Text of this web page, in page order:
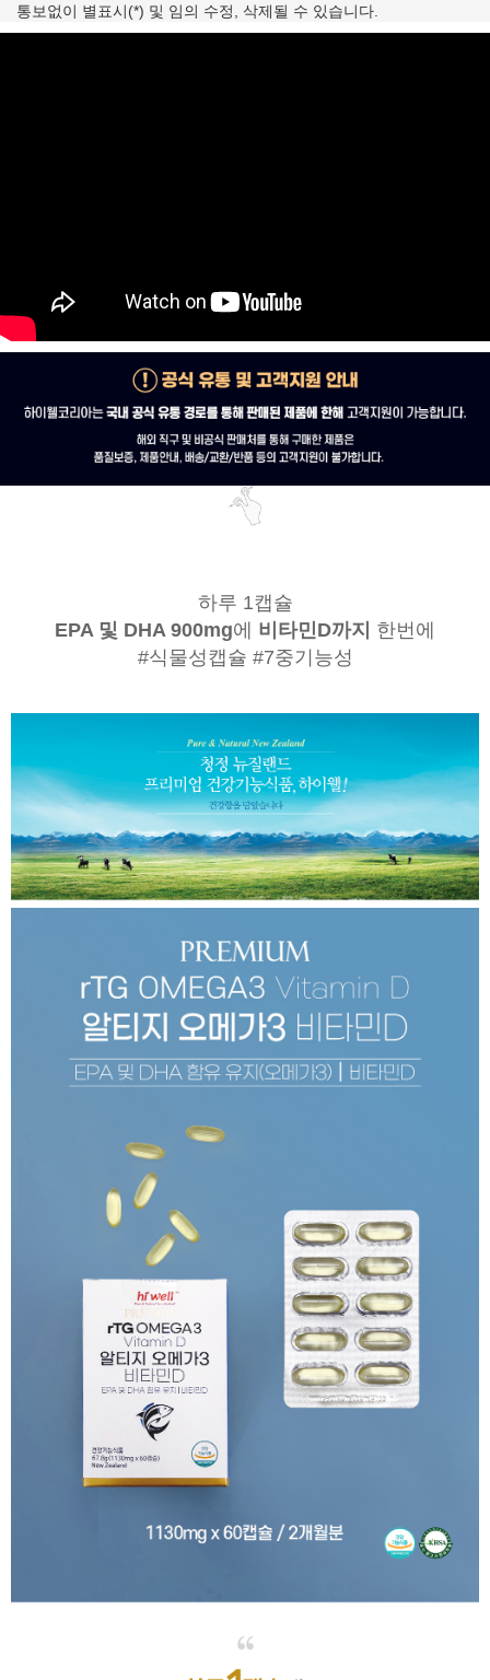
통보없이 별표시(*) 및 임의 수정, 삭제될 수 있습니다.
하루 1캡슐
EPA 및 DHA 900mg에 비타민D까지 한번에
#식물성캡슐 #7중기능성